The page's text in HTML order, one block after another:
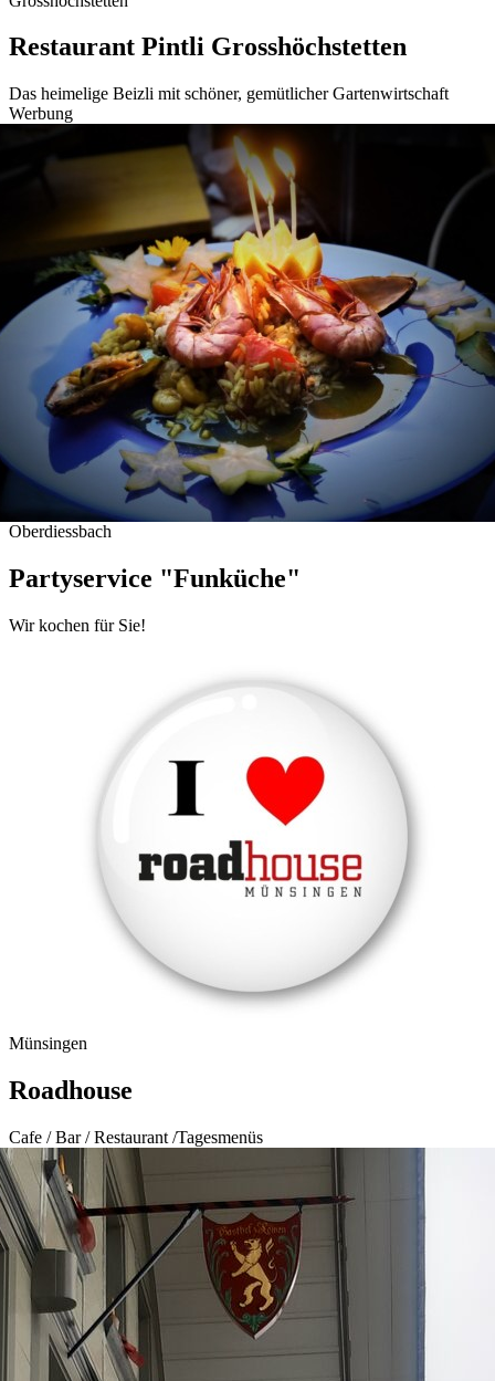
Restaurant Pintli Grosshöchstetten
Das heimelige Beizli mit schöner, gemütlicher Gartenwirtschaft
Werbung
Oberdiessbach
Partyservice "Funküche"
Wir kochen für Sie!
Münsingen
Roadhouse
Cafe / Bar / Restaurant /Tagesmenüs